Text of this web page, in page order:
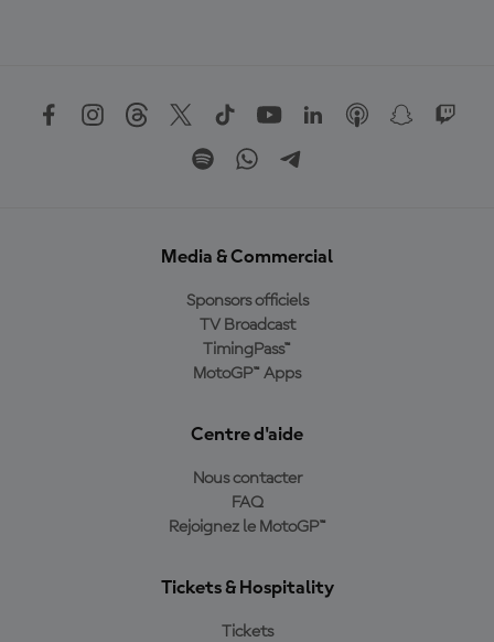
Media & Commercial
Sponsors officiels
TV Broadcast
TimingPass™
MotoGP™ Apps
Centre d'aide
Nous contacter
FAQ
Rejoignez le MotoGP™
Tickets & Hospitality
Tickets